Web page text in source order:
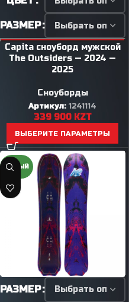
РАЗМЕР
Capita сноуборд мужской
The Outsiders — 2024 —
2025
Сноуборды
Артикул:1241114
339 900 KZT
ВЫБЕРИТЕ ПАРАМЕТРЫ
НОВЫЙ
РАЗМЕР